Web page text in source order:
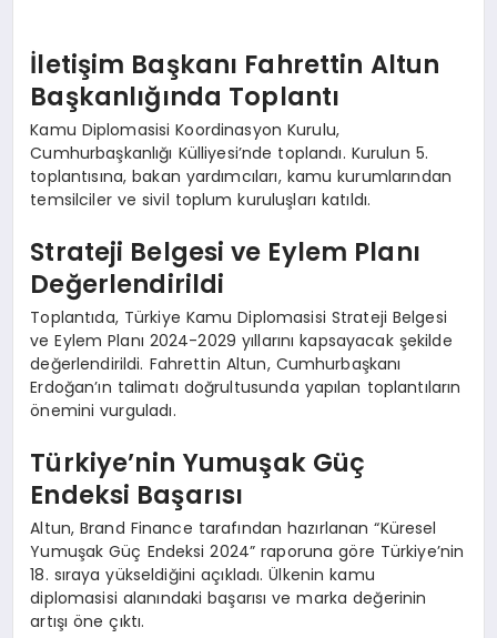
İletişim Başkanı Fahrettin Altun
Başkanlığında Toplantı
Kamu Diplomasisi Koordinasyon Kurulu,
Cumhurbaşkanlığı Külliyesi’nde toplandı. Kurulun 5.
toplantısına, bakan yardımcıları, kamu kurumlarından
temsilciler ve sivil toplum kuruluşları katıldı.
Strateji Belgesi ve Eylem Planı
Değerlendirildi
Toplantıda, Türkiye Kamu Diplomasisi Strateji Belgesi
ve Eylem Planı 2024-2029 yıllarını kapsayacak şekilde
değerlendirildi. Fahrettin Altun, Cumhurbaşkanı
Erdoğan’ın talimatı doğrultusunda yapılan toplantıların
önemini vurguladı.
Türkiye’nin Yumuşak Güç
Endeksi Başarısı
Altun, Brand Finance tarafından hazırlanan “Küresel
Yumuşak Güç Endeksi 2024” raporuna göre Türkiye’nin
18. sıraya yükseldiğini açıkladı. Ülkenin kamu
diplomasisi alanındaki başarısı ve marka değerinin
artışı öne çıktı.